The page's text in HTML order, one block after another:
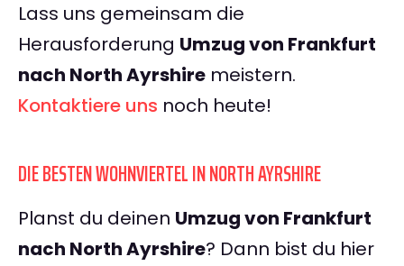
Lass uns gemeinsam die
Herausforderung Umzug von Frankfurt
nach North Ayrshire meistern.
Kontaktiere uns noch heute!
DIE BESTEN WOHNVIERTEL IN NORTH AYRSHIRE
Planst du deinen Umzug von Frankfurt
nach North Ayrshire? Dann bist du hier